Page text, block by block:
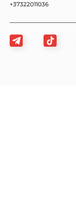
+37322011036